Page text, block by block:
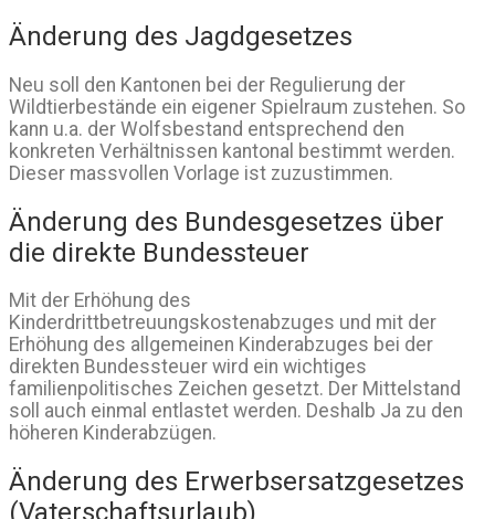
Änderung des Jagdgesetzes
Neu soll den Kantonen bei der Regulierung der
Wildtierbestände ein eigener Spielraum zustehen. So
kann u.a. der Wolfsbestand entsprechend den
konkreten Verhältnissen kantonal bestimmt werden.
Dieser massvollen Vorlage ist zuzustimmen.
Änderung des Bundesgesetzes über
die direkte Bundessteuer
Mit der Erhöhung des
Kinderdrittbetreuungskostenabzuges und mit der
Erhöhung des allgemeinen Kinderabzuges bei der
direkten Bundessteuer wird ein wichtiges
familienpolitisches Zeichen gesetzt. Der Mittelstand
soll auch einmal entlastet werden. Deshalb Ja zu den
höheren Kinderabzügen.
Änderung des Erwerbsersatzgesetzes
(Vaterschaftsurlaub)